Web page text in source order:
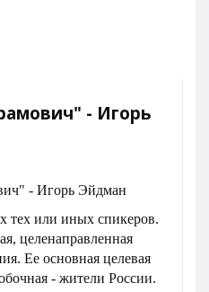
- Игорь
тех или иных спикеров.
целенаправленная
Ее основная целевая
- жители России.